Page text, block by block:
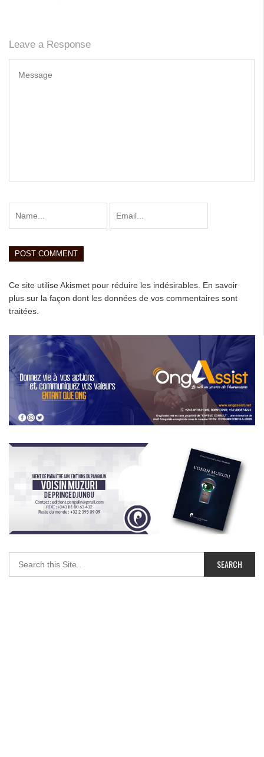
Leave a Response
Ce site utilise Akismet pour réduire les indésirables. En savoir
plus sur la façon dont les données de vos commentaires sont
traitées